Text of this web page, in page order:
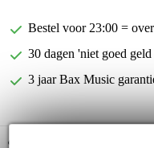
Bestel voor 23:00 =
30 dagen 'niet goed
3 jaar Bax Music